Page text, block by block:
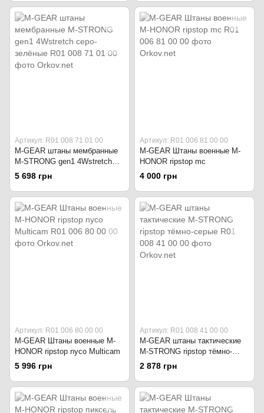
Артикул: R01 008 71 01 00
M-GEAR штаны мембранные
M-STRONG gen1 4Wstretch
серо-зелёные
5 698 грн
Артикул: R01 006 81 00 00
M-GEAR Штаны военные M-
HONOR ripstop mc
4 000 грн
Артикул: R01 006 80 00 00
M-GEAR Штаны военные M-
HONOR ripstop nyco Multicam
5 996 грн
Артикул: R01 008 41 00 00
M-GEAR штаны тактические
M-STRONG ripstop тёмно-
серые
2 878 грн